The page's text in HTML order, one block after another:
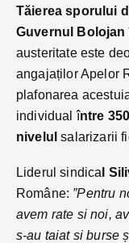
Tăierea sporului
Guvernul
austeritate este
angajaților Apelor
plafonarea
individual între
nivelulsalarizarii
Liderul sindica l
Române: ”Pentru
avem rate si noi,
s-au taiat si burse